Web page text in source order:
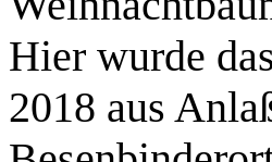
Hier wurde
2018 aus